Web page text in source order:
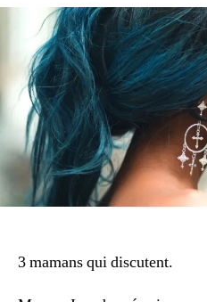
3 mamans qui discutent.